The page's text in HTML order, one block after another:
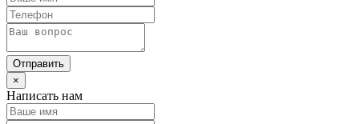
Отправить
×
Написать нам